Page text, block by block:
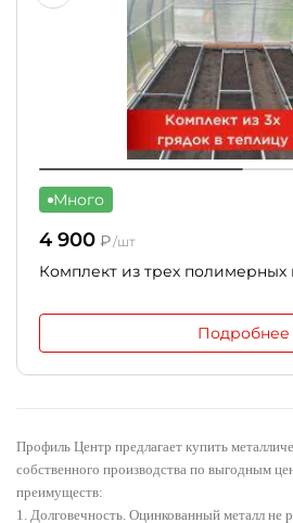
Много
4 900 ₽/шт
Комплект из трех полимерных
Подробнее
Профиль Центр предлагает купить
собственного производства по выгодным
преимуществ:
1. Долговечность. Оцинкованный металл не